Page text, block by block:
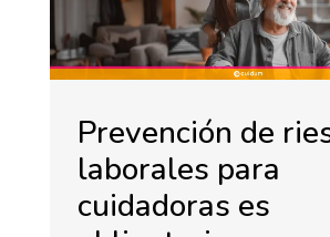
Prevención de
laborales para
cuidadoras es